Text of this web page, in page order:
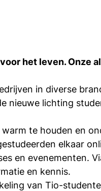
het leven. Onze
in diverse
nieuwe lichting
te houden en
elkaar
en evenementen.
en kennis.
van Tio-